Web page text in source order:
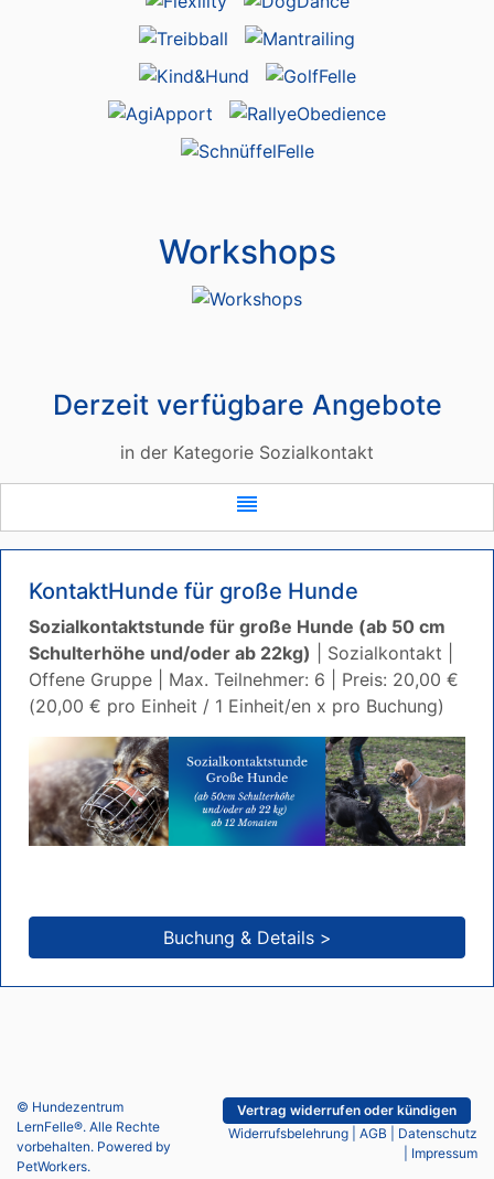
Workshops
Derzeit verfügbare Angebote
in der Kategorie Sozialkontakt
reorder
KontaktHunde für große Hunde
Sozialkontaktstunde für große Hunde (ab 50 cm
Schulterhöhe und/oder ab 22kg) | Sozialkontakt |
Offene Gruppe | Max. Teilnehmer: 6 | Preis: 20,00 €
(20,00 € pro Einheit / 1 Einheit/en x pro Buchung)
Buchung & Details >
© Hundezentrum
LernFelle®. Alle Rechte
vorbehalten. Powered by
PetWorkers.
Vertrag widerrufen oder kündigen
Widerrufsbelehrung
AGB
Datenschutz
Impressum